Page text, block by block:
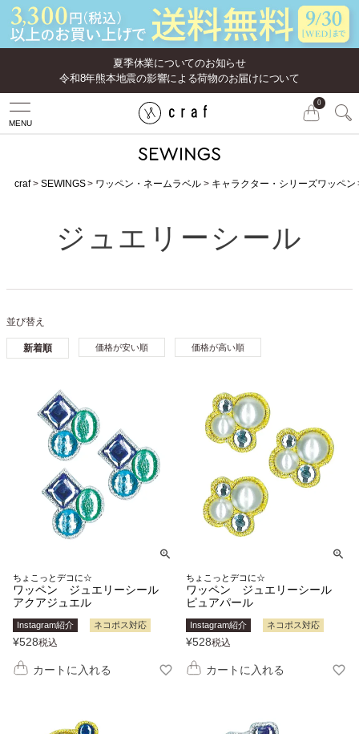
夏季休業についてのお知らせ
令和8年熊本地震の影響による荷物のお届けについて
MENU
0
craf SEWINGS ワッペン・ネームラベル キャラクター・シリーズワッペン
ジュエリーシール
並び替え
新着順 価格が安い順 価格が高い順
ちょこっとデコに☆
ワッペン ジュエリーシール
アクアジュエル
Instagram紹介 ネコポス対応
¥528税込
カートに入れる
ちょこっとデコに☆
ワッペン ジュエリーシール
ピュアパール
Instagram紹介 ネコポス対応
¥528税込
カートに入れる